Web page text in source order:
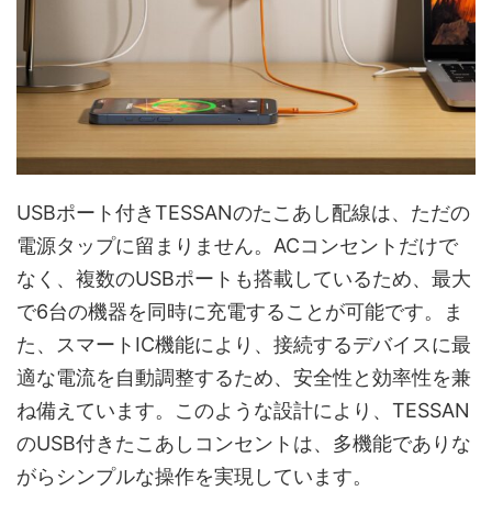
USBポート付きTESSANのたこあし配線は、ただの
電源タップに留まりません。ACコンセントだけで
なく、複数のUSBポートも搭載しているため、最大
で6台の機器を同時に充電することが可能です。ま
た、スマートIC機能により、接続するデバイスに最
適な電流を自動調整するため、安全性と効率性を兼
ね備えています。このような設計により、TESSAN
のUSB付きたこあしコンセントは、多機能でありな
がらシンプルな操作を実現しています。